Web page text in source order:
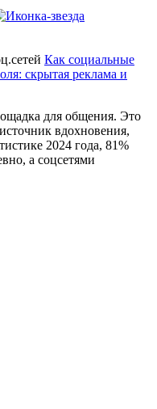
Как социальные
скрытая реклама и
для общения. Это
вдохновения,
2024 года, 81%
а соцсетями